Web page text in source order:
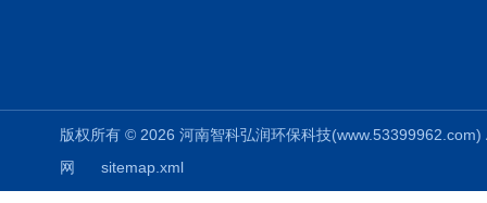
版权所有 © 2026 河南智科弘润环保科技
网
sitemap.xml